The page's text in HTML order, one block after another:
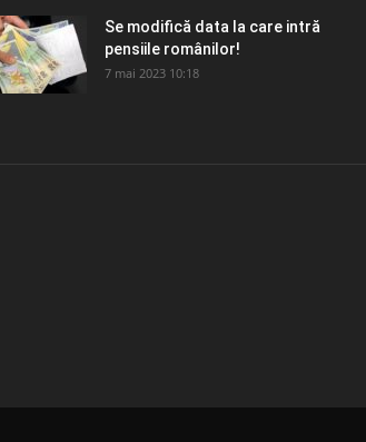
Se modifică data la care intră
pensiile românilor!
7 mai 2023 10:18